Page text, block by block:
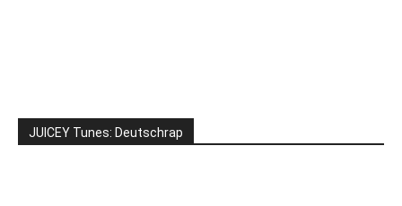
JUICEY Tunes: Deutschrap